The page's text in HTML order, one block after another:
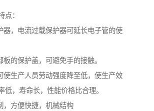
点：
器，电流过载保护器可延长电子管的使
板的保护盖，可避免手的接触。
使生产人员劳动强度降至低，使生产效
低，寿命长，性能价格比合理。
，方便快捷，机械结构